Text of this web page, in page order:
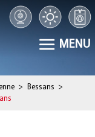
MENU
> Bessans
>